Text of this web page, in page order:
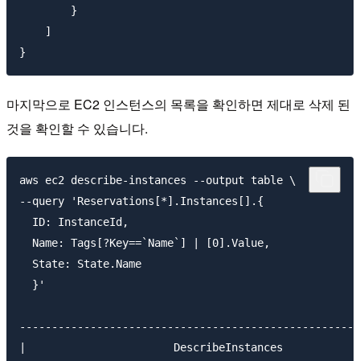
        }
    ]
마지막으로 EC2 인스턴스의 목록을 확인하면 제대로 삭제 된
것을 확인할 수 있습니다.
aws ec2 describe-instances --output table \
--query 'Reservations[*].Instances[].{
  ID: InstanceId,
  Name: Tags[?Key==`Name`] | [0].Value,
  State: State.Name
  }'
|                       DescribeInstances